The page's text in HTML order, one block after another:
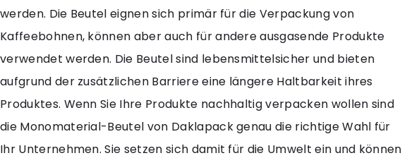
werden. Die Beutel eignen sich primär für die Verpackung von
Kaffeebohnen, können aber auch für andere ausgasende Produkte
verwendet werden. Die Beutel sind lebensmittelsicher und bieten
aufgrund der zusätzlichen Barriere eine längere Haltbarkeit ihres
Produktes. Wenn Sie Ihre Produkte nachhaltig verpacken wollen sind
die Monomaterial-Beutel von Daklapack genau die richtige Wahl für
Ihr Unternehmen. Sie setzen sich damit für die Umwelt ein und können